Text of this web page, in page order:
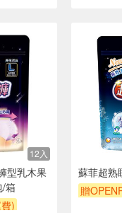
12入
型乳木果
/箱
)
蘇菲超熟
贈